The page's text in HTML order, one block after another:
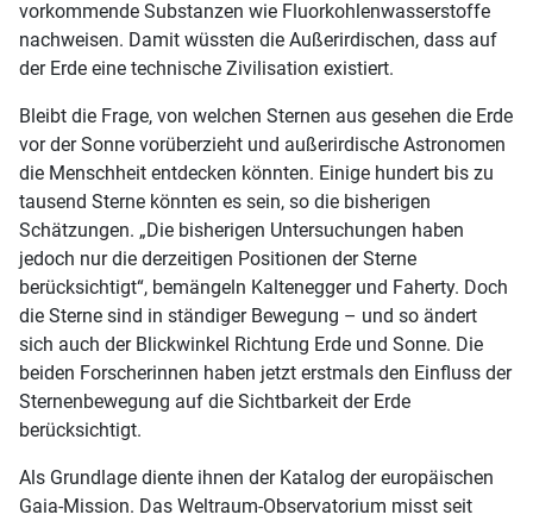
vorkommende Substanzen wie Fluorkohlenwasserstoffe
nachweisen. Damit wüssten die Außerirdischen, dass auf
der Erde eine technische Zivilisation existiert.
Bleibt die Frage, von welchen Sternen aus gesehen die Erde
vor der Sonne vorüberzieht und außerirdische Astronomen
die Menschheit entdecken könnten. Einige hundert bis zu
tausend Sterne könnten es sein, so die bisherigen
Schätzungen. „Die bisherigen Untersuchungen haben
jedoch nur die derzeitigen Positionen der Sterne
berücksichtigt“, bemängeln Kaltenegger und Faherty. Doch
die Sterne sind in ständiger Bewegung – und so ändert
sich auch der Blickwinkel Richtung Erde und Sonne. Die
beiden Forscherinnen haben jetzt erstmals den Einfluss der
Sternenbewegung auf die Sichtbarkeit der Erde
berücksichtigt.
Als Grundlage diente ihnen der Katalog der europäischen
Gaia-Mission. Das Weltraum-Observatorium misst seit